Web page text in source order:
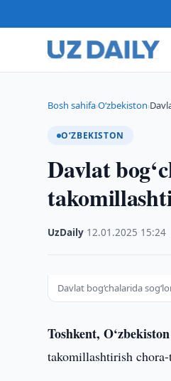
Bosh sahifa›O‘zbekiston›
O‘ZBEKISTON
Davlat
UzDaily 12.01.2025 15:24
Davlat bog‘chalarida
Toshkent,
takomillashtirish